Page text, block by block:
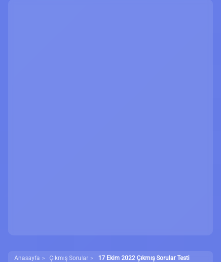
Anasayfa Çıkmış Sorular 17 Ekim 2022 Çıkmış Sorular Testi